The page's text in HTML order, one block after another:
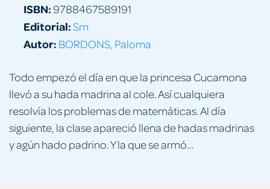
Todo empezó el día en que la princesa Cucamona
llevó a su hada madrina al cole. Así cualquiera
resolvía los problemas de matemáticas. Al día
siguiente, la clase apareció llena de hadas madrinas
y agún hado padrino. Y la que se armó...
ISBN:9788467589191
Editorial:Sm
Autor: BORDONS, Paloma